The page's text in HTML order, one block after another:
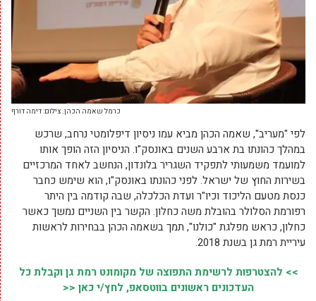
כרמל שאמה הכהן. צילום: דימה דורף
לפי "מעריב", שאמה הכהן מביא עמו ניסיון דיפלומטי נרחב, שרכש
במהלך כהונתו בת ארבע השנים באונסק"ו. הניסיון הזה הופך אותו
למועמד משמעותי לתפקיד השגריר בלונדון, הנחשב לאחד המרכזיים
בשירות החוץ של ישראל. לפני כהונתו באונסק"ו, הוא שימש כחבר
כנסת מטעם הליכוד וכיו"ר ועדת הכלכלה, שבה קודמה בין היתר
רפורמת הסלולר בהובלת משה כחלון. הקשר בין השניים נמשך כאשר
כחלון, כראש מפלגת "כולנו", תמך בשאמה הכהן בבחירות לראשות
עיריית רמת גן בשנת 2018.
>> להצטרפות לרשימת התפוצה של מקומונט רמת גן וקבלת כל
העדכונים ראשונים בווטסאפ, לחץ/י כאן <<